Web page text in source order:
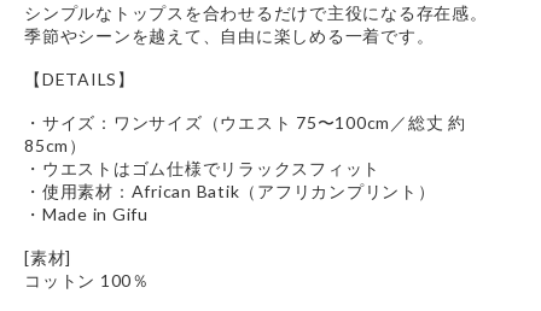
シンプルなトップスを合わせるだけで主役になる存在感。
季節やシーンを越えて、自由に楽しめる一着です。
【DETAILS】
・サイズ：ワンサイズ（ウエスト 75〜100cm／総丈 約
85cm）
・ウエストはゴム仕様でリラックスフィット
・使用素材：African Batik（アフリカンプリント）
・Made in Gifu
[素材]
コットン 100％